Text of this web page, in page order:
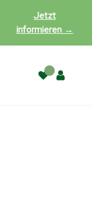
Jetzt
informieren →